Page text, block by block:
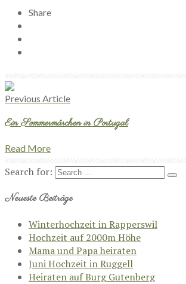
Share
Previous Article
Ein Sommermärchen in Portugal
Read More
Search for:
Neueste Beiträge
Winterhochzeit in Rapperswil
Hochzeit auf 2000m Höhe
Mama und Papa heiraten
Juni Hochzeit in Ruggell
Heiraten auf Burg Gutenberg